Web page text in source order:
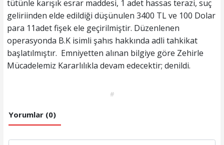
tütünle karışık esrar maddesi, 1 adet hassas terazi, suç
geliriinden elde edildiği düşünulen 3400 TL ve 100 Dolar
para 11adet fişek ele geçirilmiştir. Düzenlenen
operasyonda B.K isimli şahıs hakkında adli tahkikat
başlatılmıştır. Emniyetten alınan bilgiye göre Zehirle
Mücadelemiz Kararlılıkla devam edecektir; denildi.
#
Yorumlar (0)